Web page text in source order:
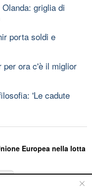
griglia di
porta soldi e
per ora c'è il miglior
'Le cadute
Europea nella lotta